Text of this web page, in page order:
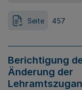
Seite 457
Berichtigung
Änderung der